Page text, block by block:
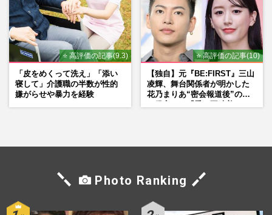
⭐ 高評価の記事(9.3)
「皮をめくって洗え」「添い
寝して」介護職の半数が性的
嫌がらせや暴力を経験
⭐ 高評価の記事(10)
【独自】元『BE:FIRST』三山
凌輝、舞台関係者が明かした
花乃まりあ“密会報道後”の呆
Photo Ranking